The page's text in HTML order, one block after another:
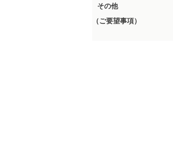
その他
（ご要望事項）